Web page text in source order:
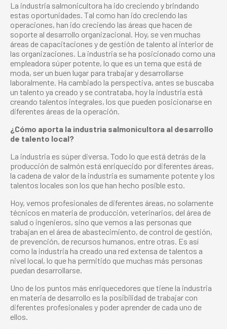
La industria salmonicultora ha ido creciendo y brindando
estas oportunidades. Tal como han ido creciendo las
operaciones, han ido creciendo las áreas que hacen de
soporte al desarrollo organizacional. Hoy, se ven muchas
áreas de capacitaciones y de gestión de talento al interior de
las organizaciones. La industria se ha posicionado como una
empleadora súper potente, lo que es un tema que está de
moda, ser un buen lugar para trabajar y desarrollarse
laboralmente. Ha cambiado la perspectiva, antes se buscaba
un talento ya creado y se contrataba, hoy la industria está
creando talentos integrales, los que pueden posicionarse en
diferentes áreas de la operación.
¿Cómo aporta la industria salmonicultora al desarrollo
de talento local?
La industria es súper diversa. Todo lo que está detrás de la
producción de salmón está enriquecido por diferentes áreas,
la cadena de valor de la industria es sumamente potente y los
talentos locales son los que han hecho posible esto.
Hoy, vemos profesionales de diferentes áreas, no solamente
técnicos en materia de producción, veterinarios, del área de
salud o ingenieros, sino que vemos a las personas que
trabajan en el área de abastecimiento, de control de gestión,
de prevención, de recursos humanos, entre otras. Es así
como la industria ha creado una red extensa de talentos a
nivel local, lo que ha permitido que muchas más personas
puedan desarrollarse.
Uno de los puntos más enriquecedores que tiene la industria
en materia de desarrollo es la posibilidad de trabajar con
diferentes profesionales y poder aprender de cada uno de
ellos.